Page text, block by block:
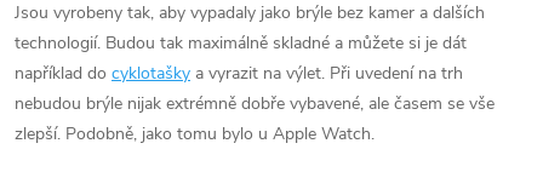
Jsou vyrobeny tak, aby vypadaly jako brýle bez kamer a dalších
technologií. Budou tak maximálně skladné a můžete si je dát
například do cyklotašky a vyrazit na výlet. Při uvedení na trh
nebudou brýle nijak extrémně dobře vybavené, ale časem se vše
zlepší. Podobně, jako tomu bylo u Apple Watch.